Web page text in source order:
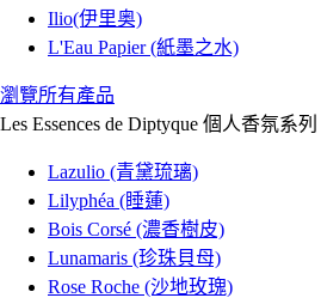
Ilio(伊里奥)
L'Eau Papier (紙墨之水)
瀏覽所有產品
Les Essences de Diptyque 個人香氛系列
Lazulio (青黛琉璃)
Lilyphéa (睡蓮)
Bois Corsé (濃香樹皮)
Lunamaris (珍珠貝母)
Rose Roche (沙地玫瑰)